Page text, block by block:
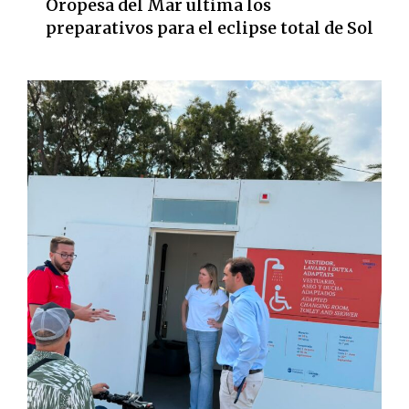
Oropesa del Mar ultima los
preparativos para el eclipse total de Sol